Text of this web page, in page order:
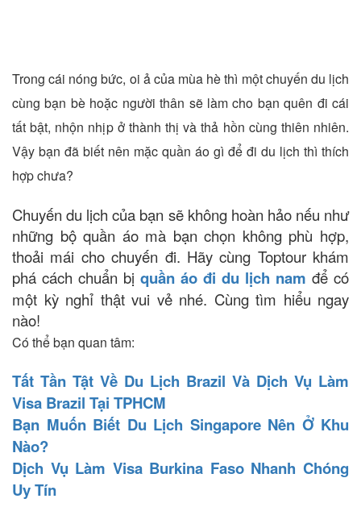
​Trong cái nóng bức, oi ả của mùa hè thì một chuyến du lịch
cùng bạn bè hoặc người thân sẽ làm cho bạn quên đi cái
tất bật, nhộn nhịp ở thành thị và thả hồn cùng thiên nhiên.
Vậy bạn đã biết nên mặc quần áo gì để đi du lịch thì thích
hợp chưa?
Chuyến du lịch của bạn sẽ không hoàn hảo nếu như
những bộ quần áo mà bạn chọn không phù hợp,
thoải mái cho chuyến đi. Hãy cùng Toptour khám
phá cách chuẩn bị quần áo đi du lịch nam để có
một kỳ nghỉ thật vui vẻ nhé. Cùng tìm hiểu ngay
nào!
Có thể bạn quan tâm:
Tất Tần Tật Về Du Lịch Brazil Và Dịch Vụ Làm
Visa Brazil Tại TPHCM
Bạn Muốn Biết Du Lịch Singapore Nên Ở Khu
Nào?
Dịch Vụ Làm Visa Burkina Faso Nhanh Chóng
Uy Tín